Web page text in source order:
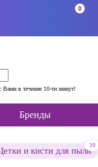
Вами в течение 10-ти минут!
0
Бренды
и кисти для пыли
10